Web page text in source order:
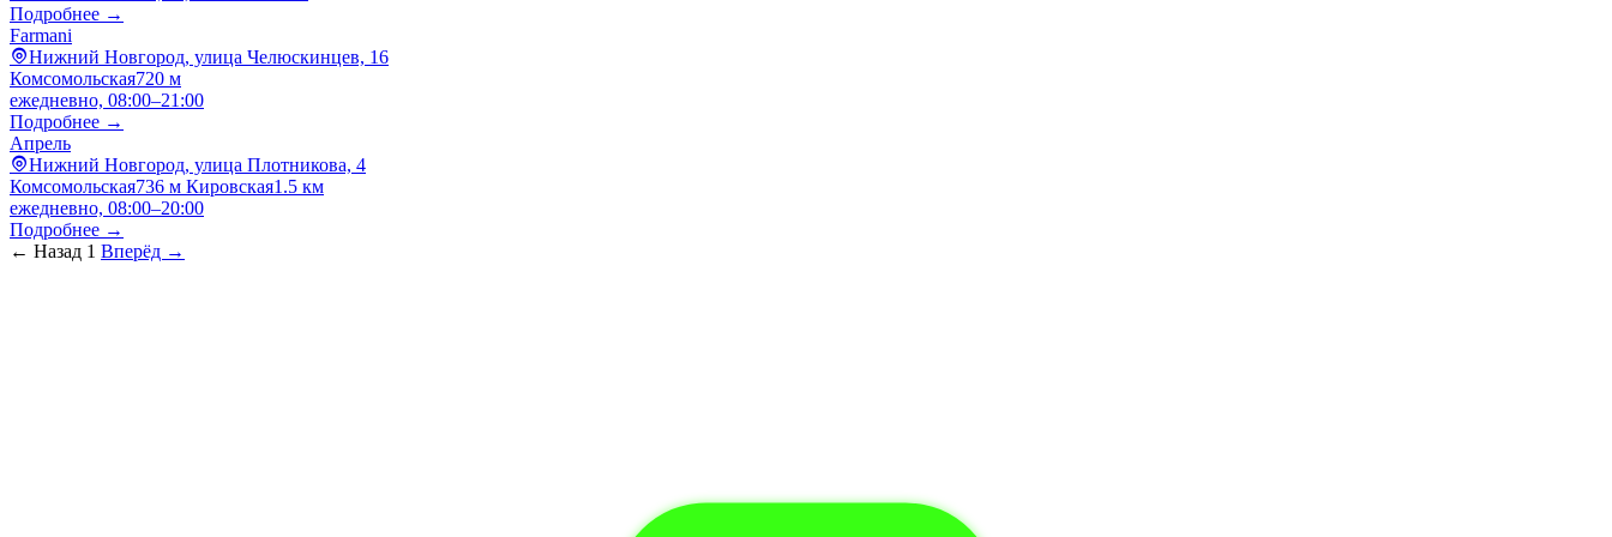
Подробнее →
Farmani
Нижний Новгород, улица Челюскинцев, 16
Комсомольская720 м
ежедневно, 08:00–21:00
Подробнее →
Апрель
Нижний Новгород, улица Плотникова, 4
Комсомольская736 м Кировская1.5 км
ежедневно, 08:00–20:00
Подробнее →
← Назад 1 Вперёд →